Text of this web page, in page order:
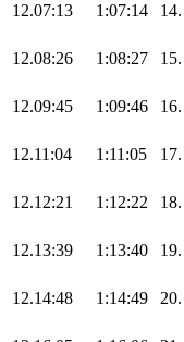
12.07:13 1:07:14 14.
12.08:26 1:08:27 15.
12.09:45 1:09:46 16.
12.11:04 1:11:05 17.
12.12:21 1:12:22 18.
12.13:39 1:13:40 19.
12.14:48 1:14:49 20.